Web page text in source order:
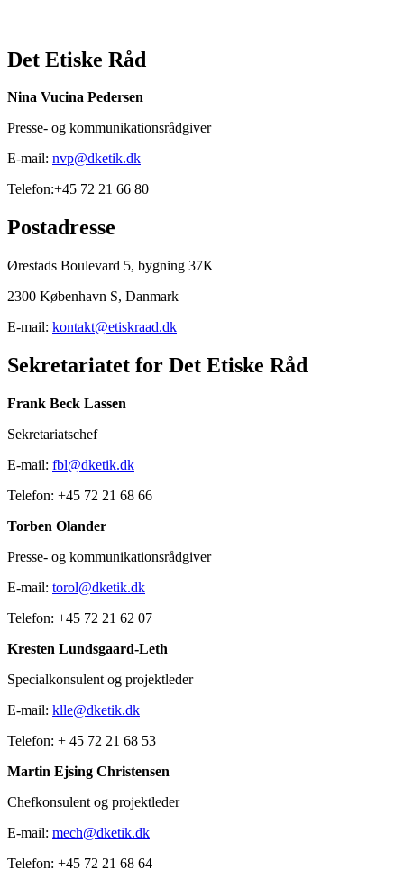
Det Etiske Råd
Nina Vucina Pedersen
Presse- og kommunikationsrådgiver
E-mail: nvp@dketik.dk
Telefon:+45 72 21 66 80
Postadresse
Ørestads Boulevard 5, bygning 37K
2300 København S, Danmark
E-mail: kontakt@etiskraad.dk
Sekretariatet for Det Etiske Råd
Frank Beck Lassen
Sekretariatschef
E-mail: fbl@dketik.dk
Telefon: +45 72 21 68 66
Torben Olander
Presse- og kommunikationsrådgiver
E-mail: torol@dketik.dk
Telefon: +45 72 21 62 07
Kresten Lundsgaard-Leth
Specialkonsulent og projektleder
E-mail: klle@dketik.dk
Telefon: + 45 72 21 68 53
Martin Ejsing Christensen
Chefkonsulent og projektleder
E-mail: mech@dketik.dk
Telefon: +45 72 21 68 64